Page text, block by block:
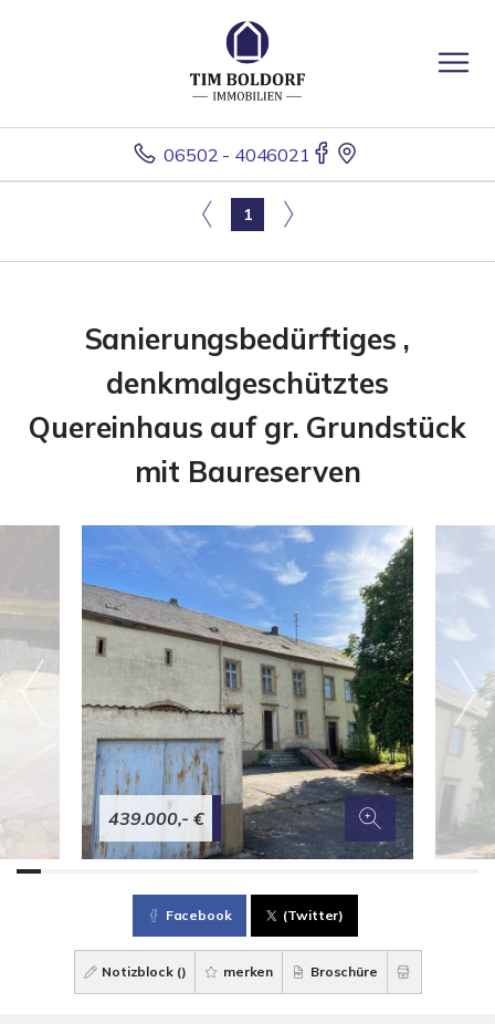
06502 - 4046021
1
Sanierungsbedürftiges ,
denkmalgeschütztes
Quereinhaus auf gr. Grundstück
mit Baureserven
439.000,- €
Facebook (Twitter)
Notizblock () merken Broschüre